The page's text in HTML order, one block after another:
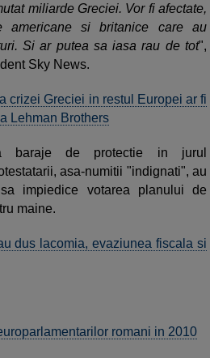
miliarde Greciei. Vor fi afectate,
americane si britanice care au
Si ar putea sa iasa rau de tot",
Sky News.
crizei Greciei in restul Europei ar fi
Lehman Brothers
baraje de protectie in jurul
asa-numitii "indignati", au
impiedice votarea planului de
maine.
dus lacomia, evaziunea fiscala si
romani in 2010